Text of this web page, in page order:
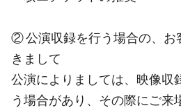
② 公演収録を行う場合の、お
きまして
公演によりましては、映像収
う場合があり、その際にご来